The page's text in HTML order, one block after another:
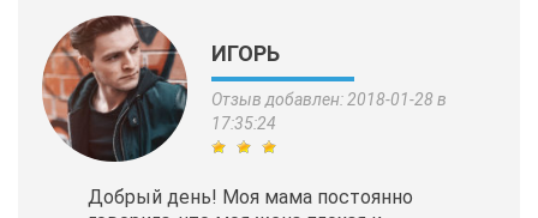
ИГОРЬ
Отзыв добавлен: 2018-01-28 в
17:35:24
Добрый день! Моя мама постоянно